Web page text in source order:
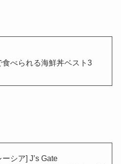
食べられる海鮮丼ベスト3
ーシア] J’s Gate